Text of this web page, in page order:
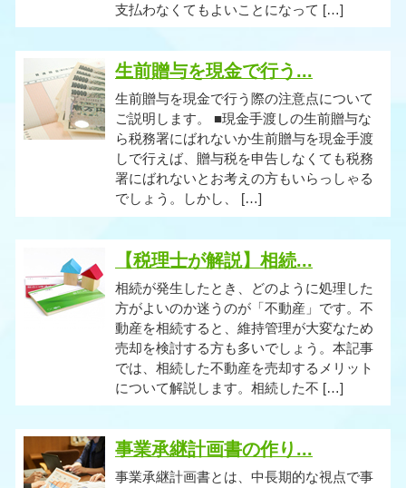
支払わなくてもよいことになって […]
生前贈与を現金で行う...
生前贈与を現金で行う際の注意点について
ご説明します。 ■現金手渡しの生前贈与な
ら税務署にばれないか生前贈与を現金手渡
しで行えば、贈与税を申告しなくても税務
署にばれないとお考えの方もいらっしゃる
でしょう。しかし、 […]
【税理士が解説】相続...
相続が発生したとき、どのように処理した
方がよいのか迷うのが「不動産」です。不
動産を相続すると、維持管理が大変なため
売却を検討する方も多いでしょう。本記事
では、相続した不動産を売却するメリット
について解説します。相続した不 […]
事業承継計画書の作り...
事業承継計画書とは、中長期的な視点で事